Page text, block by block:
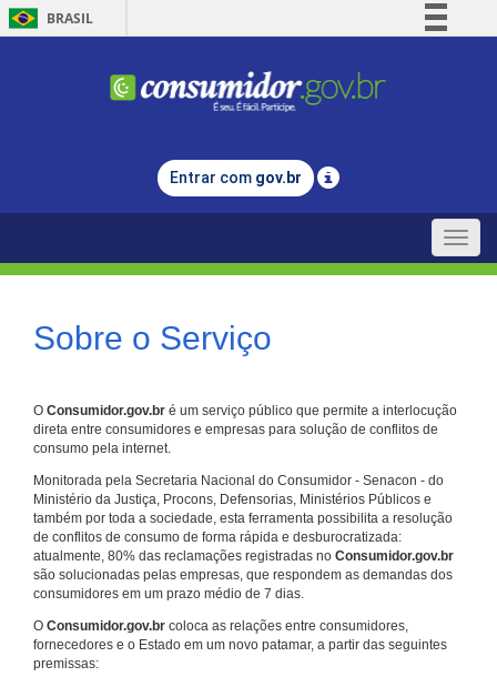
BRASIL
Comunica BR
Legislação
Entrar com gov.br
Toggle
Sobre o Serviço
O Consumidor.gov.br é um serviço público que permite a interlocução
direta entre consumidores e empresas para solução de conflitos de
consumo pela internet.
Monitorada pela Secretaria Nacional do Consumidor - Senacon - do
Ministério da Justiça, Procons, Defensorias, Ministérios Públicos e
também por toda a sociedade, esta ferramenta possibilita a resolução
de conflitos de consumo de forma rápida e desburocratizada:
atualmente, 80% das reclamações registradas no Consumidor.gov.br
são solucionadas pelas empresas, que respondem as demandas dos
consumidores em um prazo médio de 7 dias.
O Consumidor.gov.br coloca as relações entre consumidores,
fornecedores e o Estado em um novo patamar, a partir das seguintes
premissas: